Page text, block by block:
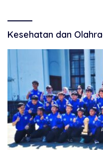
Kesehatan dan